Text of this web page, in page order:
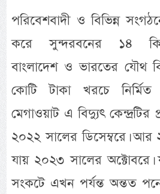
পরিবেশবাদী ও বিভিন্ন
করে সুন্দরবনের ১৪
বাংলাদেশ ও ভারতের যৌথ
কোটি টাকা খরচে
মেগাওয়াট এ বিদ্যুৎ
২০২২ সালের ডিসেম্বরে।
যায় ২০২৩ সালের অক্টোবরে।
সংকটে এখন পর্যন্ত অন্তত